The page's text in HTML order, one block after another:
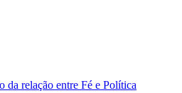
relação entre Fé e Política